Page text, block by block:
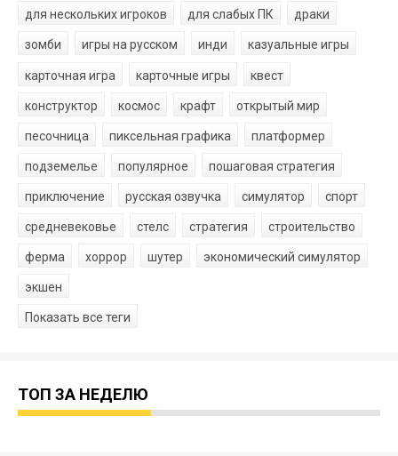
для нескольких игроков для слабых ПК драки
зомби игры на русском инди казуальные игры
карточная игра карточные игры квест
конструктор космос крафт открытый мир
песочница пиксельная графика платформер
подземелье популярное пошаговая стратегия
приключение русская озвучка симулятор спорт
средневековье стелс стратегия строительство
ферма хоррор шутер экономический симулятор
экшен
Показать все теги
ТОП ЗА НЕДЕЛЮ